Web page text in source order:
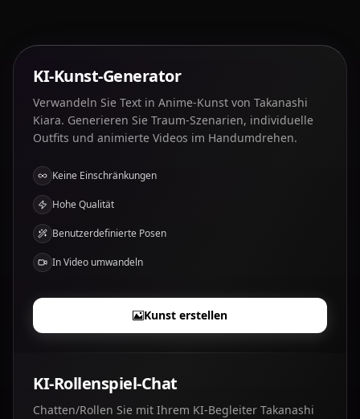
KI-Kunst-Generator
Verwandeln Sie Text in Anime-Kunst von Takanashi
Kiara. Generieren Sie Traum-Szenarien, individuelle
Outfits und animierte Videos im Handumdrehen.
Keine Einschränkungen
Hohe Qualität
Benutzerdefinierte Posen
In Video umwandeln
Kunst erstellen
KI-Rollenspiel-Chat
Chatten/Rollen Sie mit Ihrem KI-Begleiter Takanashi